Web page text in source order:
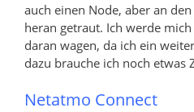
auch einen Node, aber an
heran getraut. Ich werde
daran wagen, da ich ein
dazu brauche ich noch etwas
Netatmo Connect